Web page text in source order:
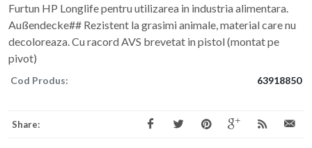
Furtun HP Longlife pentru utilizarea in industria alimentara.
Außendecke## Rezistent la grasimi animale, material care nu
decoloreaza. Cu racord AVS brevetat in pistol (montat pe
pivot)
Cod Produs: 63918850
Share: